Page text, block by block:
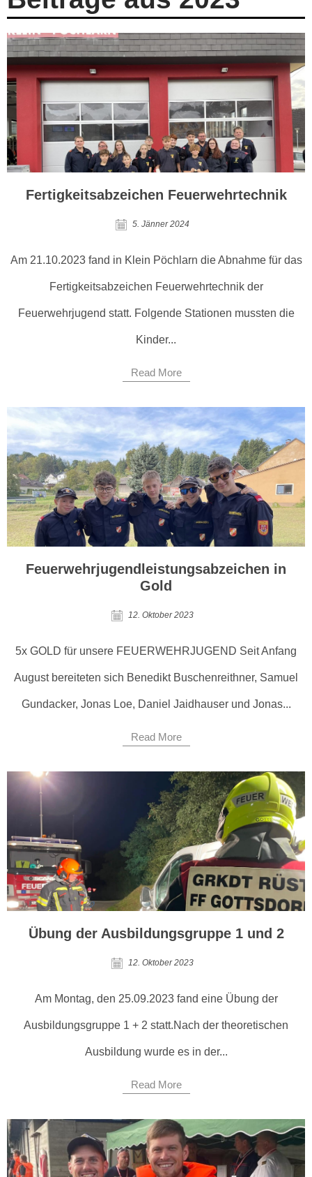
Fertigkeitsabzeichen Feuerwehrtechnik
5. Jänner 2024
Am 21.10.2023 fand in Klein Pöchlarn die Abnahme für das
Fertigkeitsabzeichen Feuerwehrtechnik der
Feuerwehrjugend statt. Folgende Stationen mussten die
Kinder...
Read More
Feuerwehrjugendleistungsabzeichen in
Gold
12. Oktober 2023
5x GOLD für unsere FEUERWEHRJUGEND Seit Anfang
August bereiteten sich Benedikt Buschenreithner, Samuel
Gundacker, Jonas Loe, Daniel Jaidhauser und Jonas...
Read More
Übung der Ausbildungsgruppe 1 und 2
12. Oktober 2023
Am Montag, den 25.09.2023 fand eine Übung der
Ausbildungsgruppe 1 + 2 statt.Nach der theoretischen
Ausbildung wurde es in der...
Read More